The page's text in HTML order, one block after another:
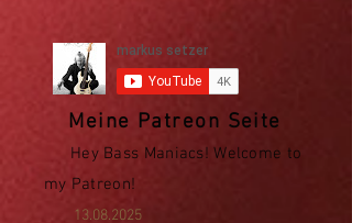
Meine Patreon Seite
Hey Bass Maniacs! Welcome to
my Patreon!
13.08.2025